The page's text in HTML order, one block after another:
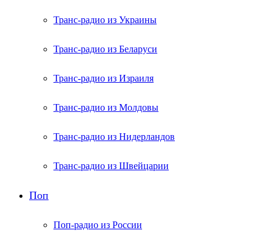
Транс-радио из Украины
Транс-радио из Беларуси
Транс-радио из Израиля
Транс-радио из Молдовы
Транс-радио из Нидерландов
Транс-радио из Швейцарии
Поп
Поп-радио из России